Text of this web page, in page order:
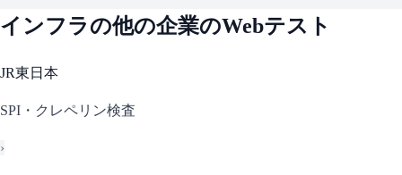
インフラの他の企業のWebテスト
JR東日本
SPI・クレペリン検査
›